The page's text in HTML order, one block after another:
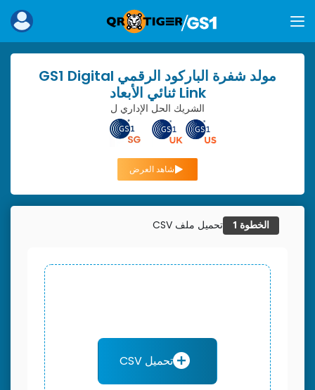
مولد شفرة الباركود الرقمي GS1 Digital
Link ثنائي الأبعاد
الشريك الحل الإداري ل
شاهد العرض
الخطوة 1 تحميل ملف CSV
تحميل CSV